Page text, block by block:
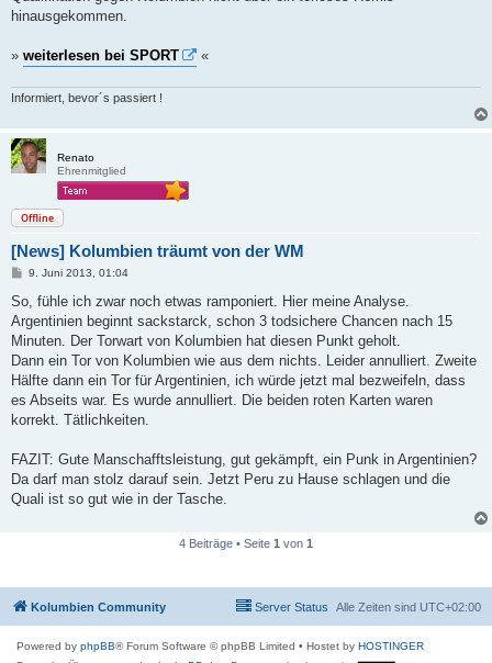
a
hinausgekommen.
» weiterlesen bei SPORT «
Informiert, bevor´s passiert !
Renato
Ehrenmitglied
Offline
[News] Kolumbien träumt von der WM
B
i
r
a
9. Juni 2013, 01:04
So, fühle ich zwar noch etwas ramponiert. Hier meine Analyse.
Argentinien beginnt sackstarck, schon 3 todsichere Chancen nach 15
Minuten. Der Torwart von Kolumbien hat diesen Punkt geholt.
Dann ein Tor von Kolumbien wie aus dem nichts. Leider annulliert. Zweite
Hälfte dann ein Tor für Argentinien, ich würde jetzt mal bezweifeln, dass
es Abseits war. Es wurde annulliert. Die beiden roten Karten waren
korrekt. Tätlichkeiten.
FAZIT: Gute Manschafftsleistung, gut gekämpft, ein Punk in Argentinien?
Da darf man stolz darauf sein. Jetzt Peru zu Hause schlagen und die
Quali ist so gut wie in der Tasche.
4 Beiträge • Seite 1 von 1
Kolumbien Community Alle Zeiten sind UTC+02:00
Server Status
Powered by phpBB® Forum Software © phpBB Limited • Hostet by HOSTINGER